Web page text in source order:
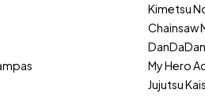
Kimetsu
Chainsaw
DanDaDan
My Hero
Jujutsu